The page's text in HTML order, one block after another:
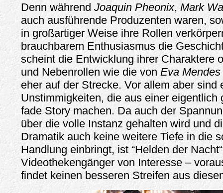
Denn während Joaquin Pheonix, Mark
auch ausführende Produzenten waren,
in großartiger Weise ihre Rollen
brauchbarem Enthusiasmus die
scheint die Entwicklung ihrer Charaktere
und Nebenrollen wie die von Eva Mendes
eher auf der Strecke. Vor allem aber sind
Unstimmigkeiten, die aus einer eigentlich
fade Story machen. Da auch der
über die volle Instanz gehalten wird und
Dramatik auch keine weitere Tiefe in die
Handlung einbringt, ist “Helden der
Videothekengänger von Interesse –
findet keinen besseren Streifen aus